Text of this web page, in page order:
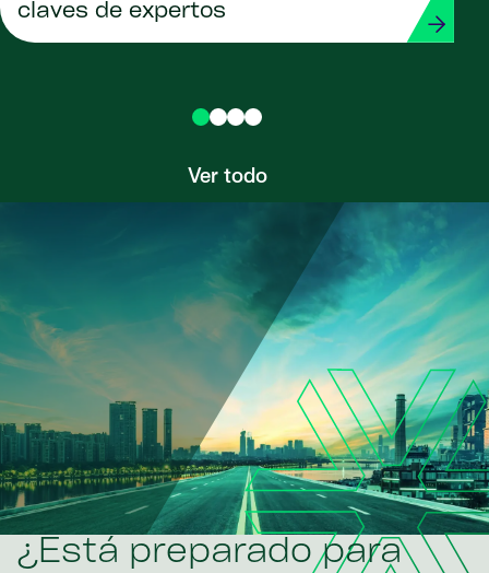
claves de expertos
Ver todo
¿Está preparado para